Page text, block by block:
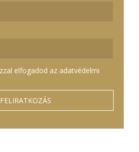
elfogadod az adatvédelmi